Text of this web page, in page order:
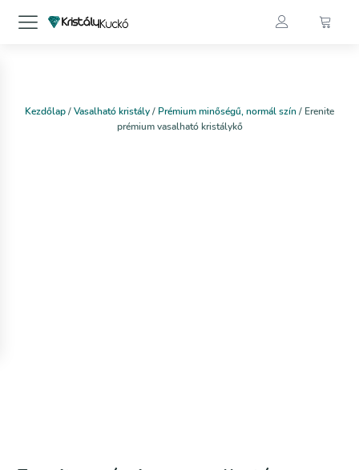
Kezdőlap/Vasalható kristály/ Prémium minőségű, normál szín/ Erenite
prémium vasalható kristálykő